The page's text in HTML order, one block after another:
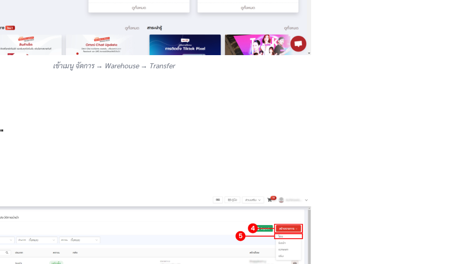
เข้าเมนู จัดการ → Warehouse → Transfer